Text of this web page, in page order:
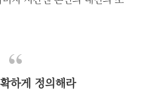
하게 정의해라